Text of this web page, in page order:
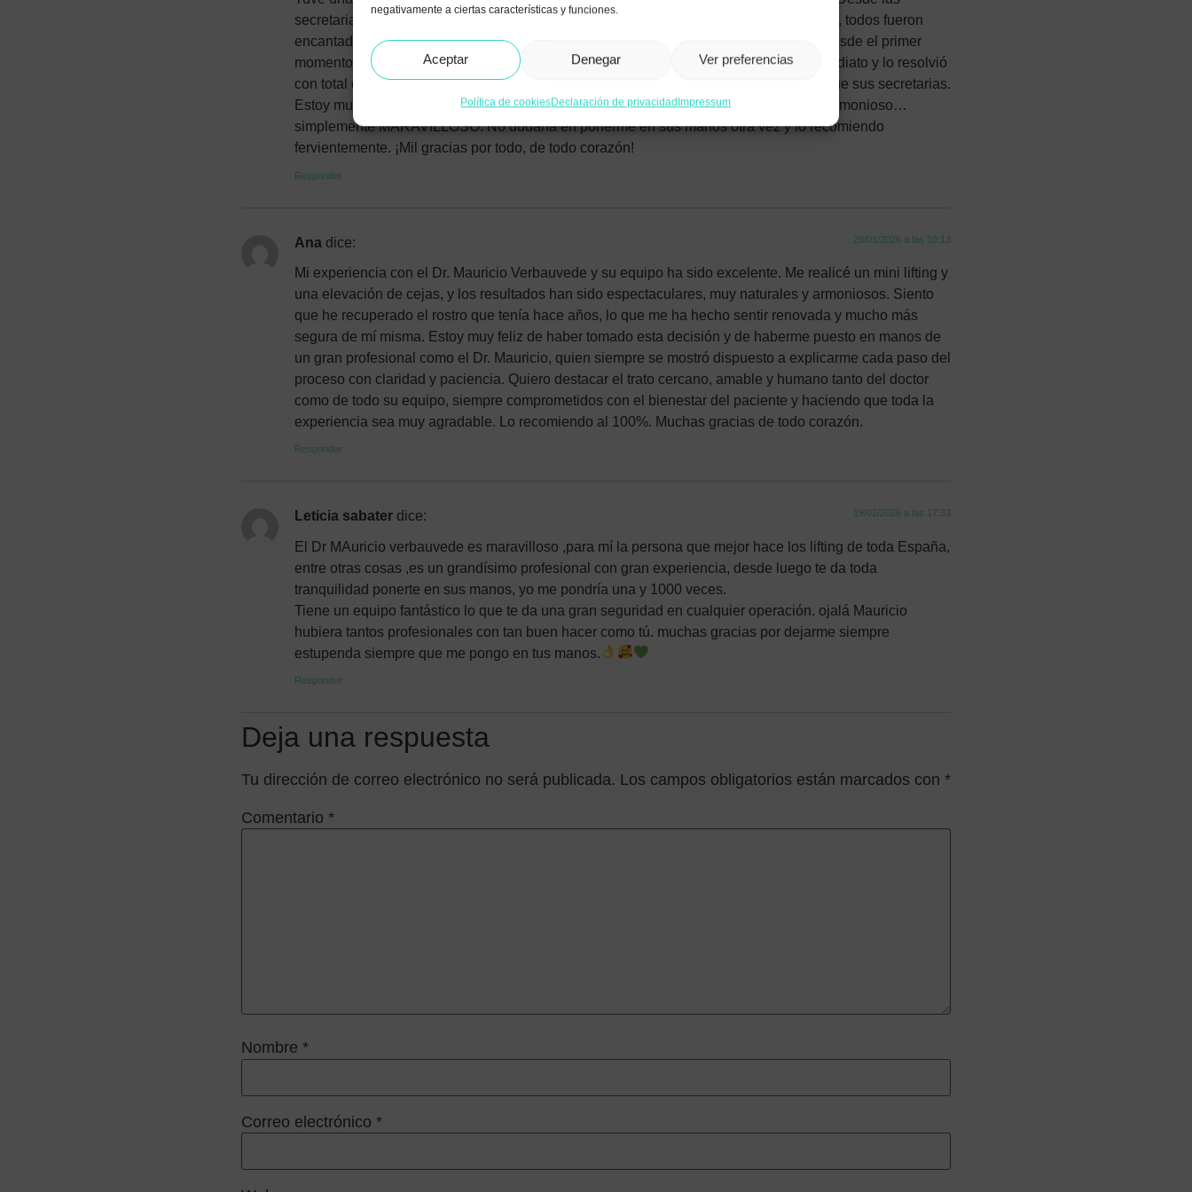
negativamente a ciertas características y funciones.
Aceptar Denegar Ver preferencias
Política de cookiesDeclaración de privacidadImpressum
secretarias hasta el anestesista, enfermeros, ayudante y, por supuesto, el propio doctor, todos fueron
encantadores y extremadamente profesionales. Me sentí en manos muy preparadas desde el primer
momento. Tuve una pequeñísima complicación y el Dr. Verbauvede reaccionó de inmediato y lo resolvió
con total eficacia. Siempre estuvo disponible para responder cualquier duda al igual que sus secretarias.
Estoy muy, muy contenta con los resultados de mi lifting cérvico facial: súper natural, armonioso…
simplemente MARAVILLOSO. No dudaría en ponerme en sus manos otra vez y lo recomiendo
fervientemente. ¡Mil gracias por todo, de todo corazón!
Responder
Ana dice: 29/01/2026 a las 10:13
Mi experiencia con el Dr. Mauricio Verbauvede y su equipo ha sido excelente. Me realicé un mini lifting y
una elevación de cejas, y los resultados han sido espectaculares, muy naturales y armoniosos. Siento
que he recuperado el rostro que tenía hace años, lo que me ha hecho sentir renovada y mucho más
segura de mí misma. Estoy muy feliz de haber tomado esta decisión y de haberme puesto en manos de
un gran profesional como el Dr. Mauricio, quien siempre se mostró dispuesto a explicarme cada paso del
proceso con claridad y paciencia. Quiero destacar el trato cercano, amable y humano tanto del doctor
como de todo su equipo, siempre comprometidos con el bienestar del paciente y haciendo que toda la
experiencia sea muy agradable. Lo recomiendo al 100%. Muchas gracias de todo corazón.
Responder
Leticia sabater dice: 19/02/2026 a las 17:33
El Dr MAuricio verbauvede es maravilloso ,para mí la persona que mejor hace los lifting de toda España,
entre otras cosas ,es un grandísimo profesional con gran experiencia, desde luego te da toda
tranquilidad ponerte en sus manos, yo me pondría una y 1000 veces.
Tiene un equipo fantástico lo que te da una gran seguridad en cualquier operación. ojalá Mauricio
hubiera tantos profesionales con tan buen hacer como tú. muchas gracias por dejarme siempre
estupenda siempre que me pongo en tus manos.
Responder
Deja una respuesta
Tu dirección de correo electrónico no será publicada. Los campos obligatorios están marcados con *
Comentario *
Nombre *
Correo electrónico *